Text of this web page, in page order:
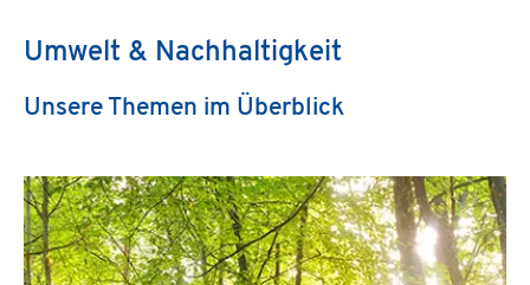
Umwelt & Nachhaltigkeit
Unsere Themen im Überblick